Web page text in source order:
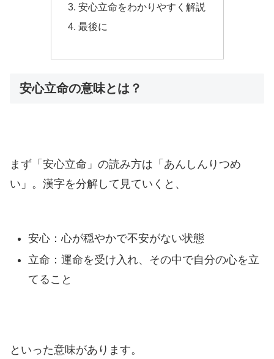
安心立命をわかりやすく解説
最後に
安心立命の意味とは？
まず「安心立命」の読み方は「あんしんりつめ
い」。漢字を分解して見ていくと、
安心：心が穏やかで不安がない状態
立命：運命を受け入れ、その中で自分の心を立
てること
といった意味があります。